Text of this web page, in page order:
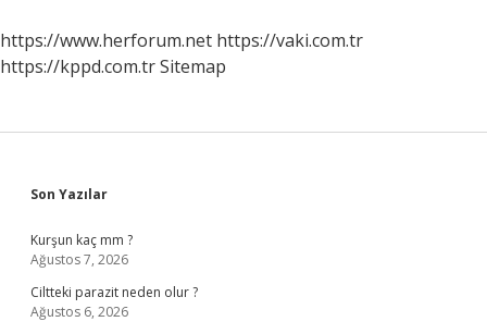
https://www.herforum.net https://vaki.com.tr
https://kppd.com.trSitemap
Sidebar
Son Yazılar
Kurşun kaç mm ?
Ağustos 7, 2026
Ciltteki parazit neden olur ?
Ağustos 6, 2026